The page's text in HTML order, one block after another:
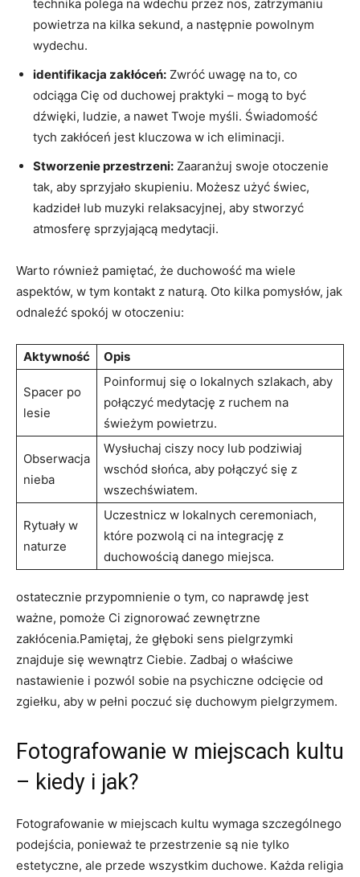
technika polega na​ wdechu przez nos, ⁤zatrzymaniu
⁢powietrza na kilka ​sekund,​ a następnie‌ powolnym
wydechu.
identifikacja zakłóceń: ⁢Zwróć ⁣uwagę‍ na to, co
odciąga Cię od duchowej praktyki ‌– ‍mogą to być​
dźwięki, ludzie, ‍a⁤ nawet Twoje myśli. Świadomość
tych zakłóceń jest kluczowa w⁤ ich eliminacji.
Stworzenie przestrzeni: Zaaranżuj swoje otoczenie⁢
tak, aby sprzyjało skupieniu. Możesz użyć ⁣świec,
kadzideł​ lub⁢ muzyki relaksacyjnej, aby stworzyć
atmosferę sprzyjającą ‌medytacji.
Warto również pamiętać, że duchowość ma ‌wiele
aspektów,⁤ w ‌tym kontakt​ z naturą. Oto kilka pomysłów, ⁢jak
odnaleźć‌ spokój w otoczeniu:
Aktywność Opis
Spacer po‍
lesie
Poinformuj się o ‌lokalnych szlakach, aby
połączyć medytację ⁣z ruchem na⁢
świeżym⁣ powietrzu.
Obserwacja
nieba
Wysłuchaj ciszy nocy lub ⁢podziwiaj
wschód słońca, aby połączyć się z
wszechświatem.
Rytuały⁢ w
naturze
Uczestnicz w lokalnych​ ceremoniach,
które ‌pozwolą⁣ ci na integrację z
duchowością danego miejsca.
ostatecznie przypomnienie o tym, co naprawdę jest
ważne,⁢ pomoże Ci ​zignorować zewnętrzne
zakłócenia.Pamiętaj,‍ że głęboki sens pielgrzymki​
znajduje​ się wewnątrz Ciebie. Zadbaj o właściwe
nastawienie‍ i pozwól sobie na psychiczne ‍odcięcie od
zgiełku, aby w pełni poczuć się duchowym pielgrzymem.
Fotografowanie ‍w​ miejscach kultu
– kiedy i jak?
Fotografowanie w miejscach kultu ​wymaga szczególnego
podejścia, ponieważ te przestrzenie są​ nie tylko⁢
estetyczne, ale‌ przede wszystkim duchowe. ⁤Każda religia